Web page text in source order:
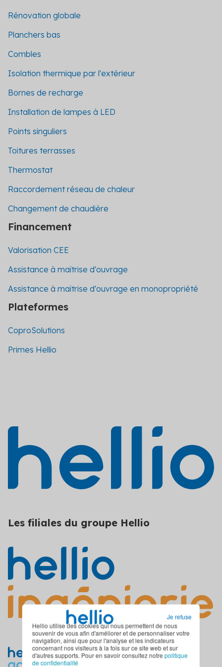
Hellio utilise des cookies qui nous permettent de nous
souvenir de vous afin d'améliorer et de personnaliser votre
navigation, ainsi que pour l'analyse et les indicateurs
concernant nos visiteurs à la fois sur ce site web et sur
d'autres supports. Pour en savoir consultez notre politique
de confidentialité
Je refuse
Rénovation globale
Planchers bas
Combles
Isolation thermique par l'extérieur
Bornes de recharge
Installation de lampes à LED
Points singuliers
Toitures terrasses
Thermostat
Raccordement réseau de chaleur
Changement de chaudière
Financement
Valorisation CEE
Assistance à maîtrise d'ouvrage
Assistance à maîtrise d'ouvrage en monopropriété
Plateformes
CoproSolutions
Primes Hellio
Les filiales du groupe Hellio